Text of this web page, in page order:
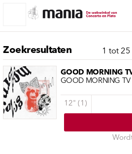
Zoekresultaten 1 tot
GOOD MORNING
GOOD MORNING TV
12" (1)